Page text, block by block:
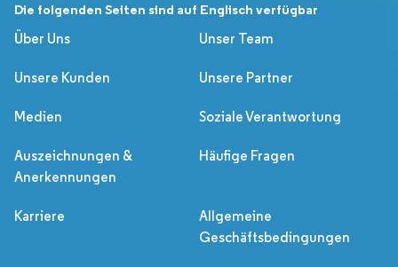
Die folgenden Seiten sind auf Englisch verfügbar
Über Uns
Unser Team
Unsere Kunden Unsere Partner
Medien Soziale Verantwortung
Auszeichnungen &
Anerkennungen
Häufige Fragen
Karriere
Allgemeine
Geschäftsbedingungen